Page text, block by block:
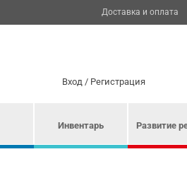
Доставка и оплата
Вход/ Регистрация
Инвентарь Развитие